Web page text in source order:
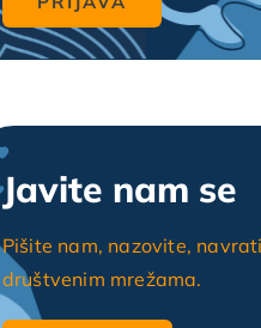
Javite nam se
Pišite nam, nazovite,
društvenim mrežama.